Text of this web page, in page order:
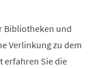
Bibliotheken und
Verlinkung zu dem
erfahren Sie die